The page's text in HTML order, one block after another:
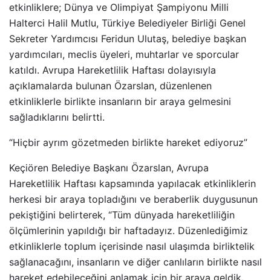
etkinliklere; Dünya ve Olimpiyat Şampiyonu Milli
Halterci Halil Mutlu, Türkiye Belediyeler Birliği Genel
Sekreter Yardımcısı Feridun Ulutaş, belediye başkan
yardımcıları, meclis üyeleri, muhtarlar ve sporcular
katıldı. Avrupa Hareketlilik Haftası dolayısıyla
açıklamalarda bulunan Özarslan, düzenlenen
etkinliklerle birlikte insanların bir araya gelmesini
sağladıklarını belirtti.
“Hiçbir ayrım gözetmeden birlikte hareket ediyoruz”
Keçiören Belediye Başkanı Özarslan, Avrupa
Hareketlilik Haftası kapsamında yapılacak etkinliklerin
herkesi bir araya topladığını ve beraberlik duygusunun
pekiştiğini belirterek, “Tüm dünyada hareketliliğin
ölçümlerinin yapıldığı bir haftadayız. Düzenlediğimiz
etkinliklerle toplum içerisinde nasıl ulaşımda birliktelik
sağlanacağını, insanların ve diğer canlıların birlikte nasıl
hareket edebileceğini anlamak için bir araya geldik.